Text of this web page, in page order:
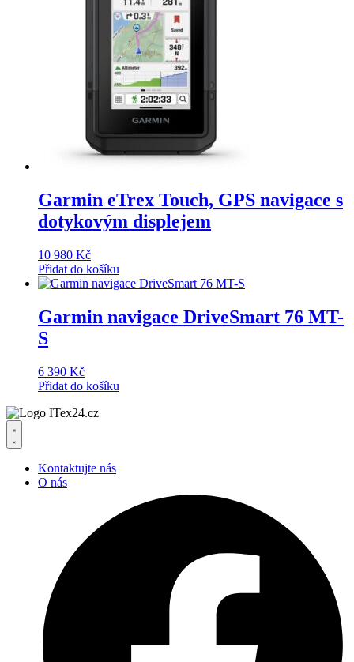
Garmin eTrex Touch, GPS navigace s
dotykovým displejem
10 980 Kč
Přidat do košíku
Garmin navigace DriveSmart 76 MT-
S
6 390 Kč
Přidat do košíku
Kontaktujte nás
O nás